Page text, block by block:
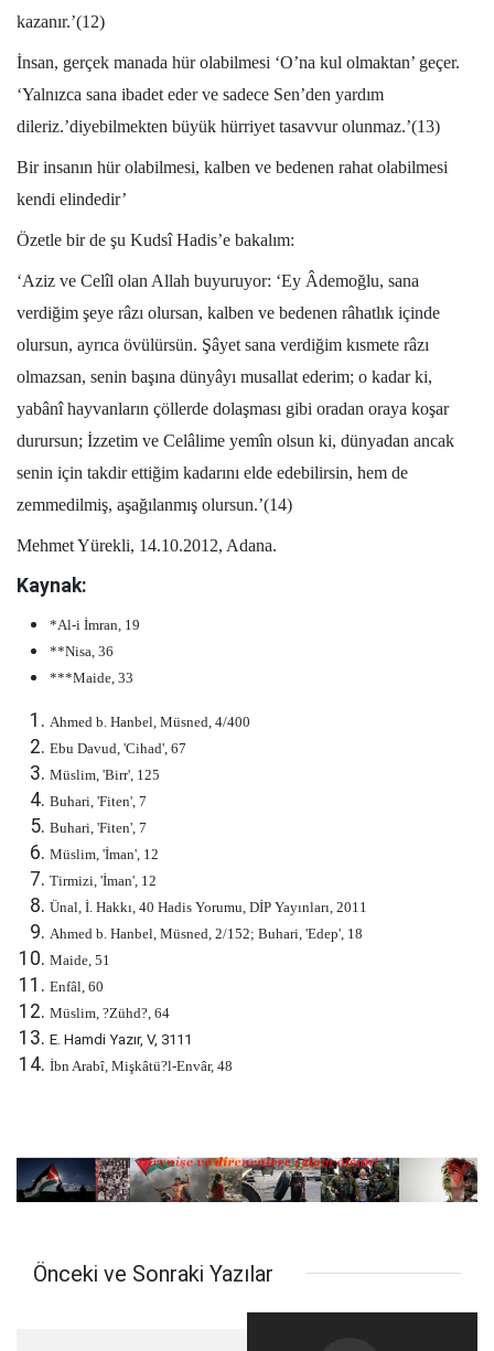
kazanır.’(12)
İnsan, gerçek manada hür olabilmesi ‘O’na kul olmaktan’ geçer.
‘Yalnızca sana ibadet eder ve sadece Sen’den yardım
dileriz.’diyebilmekten büyük hürriyet tasavvur olunmaz.’(13)
Bir insanın hür olabilmesi, kalben ve bedenen rahat olabilmesi
kendi elindedir’
Özetle bir de şu Kudsî Hadis’e bakalım:
‘Aziz ve Celîl olan Allah buyuruyor: ‘Ey Âdemoğlu, sana
verdiğim şeye râzı olursan, kalben ve bedenen râhatlık içinde
olursun, ayrıca övülürsün. Şâyet sana verdiğim kısmete râzı
olmazsan, senin başına dünyâyı musallat ederim; o kadar ki,
yabânî hayvanların çöllerde dolaşması gibi oradan oraya koşar
durursun; İzzetim ve Celâlime yemîn olsun ki, dünyadan ancak
senin için takdir ettiğim kadarını elde edebilirsin, hem de
zemmedilmiş, aşağılanmış olursun.’(14)
Mehmet Yürekli, 14.10.2012, Adana.
Kaynak:
*Al-i İmran, 19
**Nisa, 36
***Maide, 33
Ahmed b. Hanbel, Müsned, 4/400
Ebu Davud, 'Cihad', 67
Müslim, 'Birr', 125
Buhari, 'Fiten', 7
Buhari, 'Fiten', 7
Müslim, 'İman', 12
Tirmizi, 'İman', 12
Ünal, İ. Hakkı, 40 Hadis Yorumu, DİP Yayınları, 2011
Ahmed b. Hanbel, Müsned, 2/152; Buhari, 'Edep', 18
Maide, 51
Enfâl, 60
Müslim, ?Zühd?, 64
E. Hamdi Yazır, V, 3111
İbn Arabî, Mişkâtü?l-Envâr, 48
Önceki ve Sonraki Yazılar